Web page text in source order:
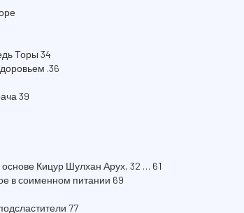
Торы 34
.36
39
основе Кицур Шулхан Арух, 32 … 61
в соименном питании 69
77